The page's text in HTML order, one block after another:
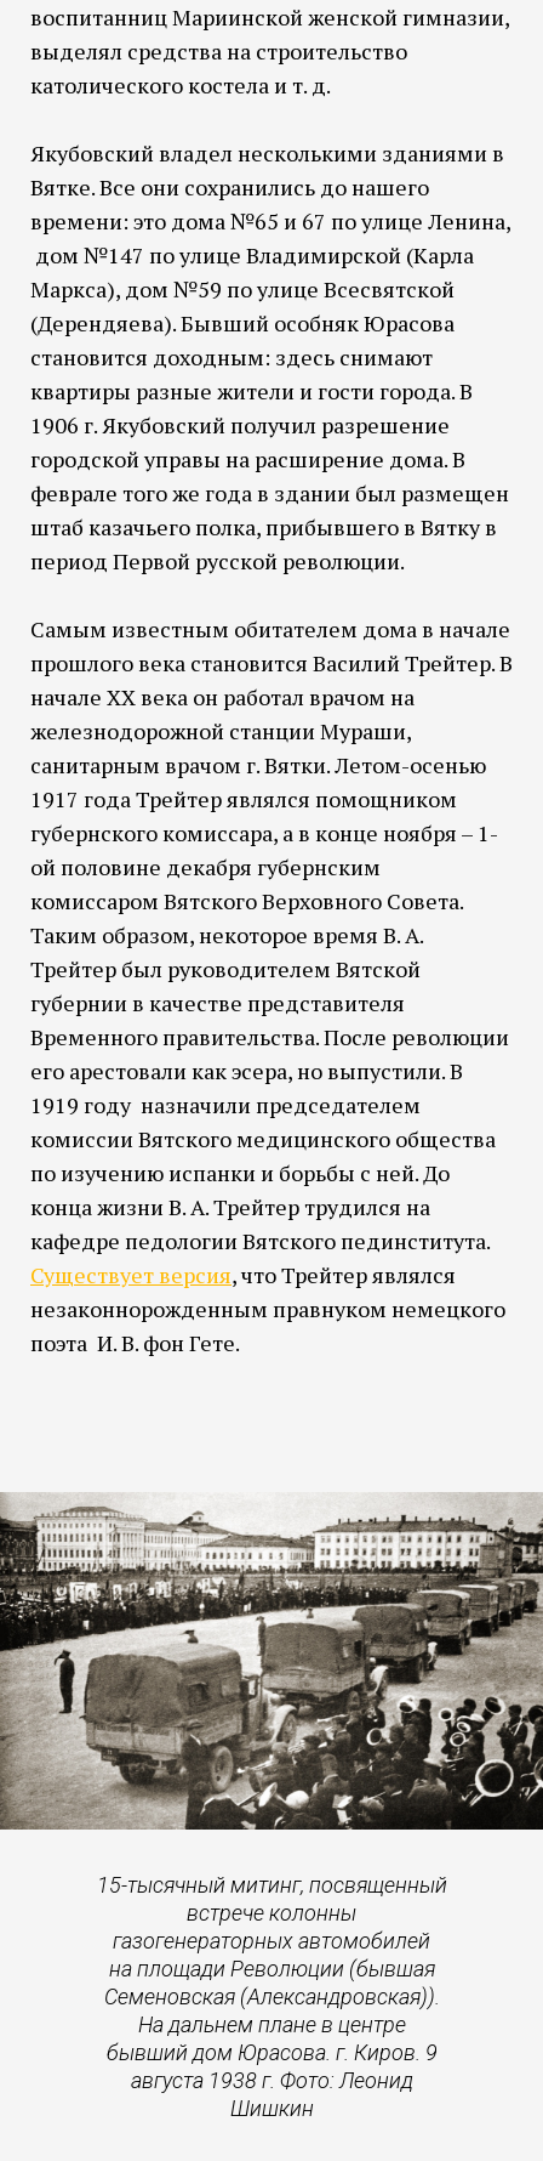
воспитанниц Мариинской женской гимназии,
выделял средства на строительство
католического костела и т. д.
Якубовский владел несколькими зданиями в
Вятке. Все они сохранились до нашего
времени: это дома №65 и 67 по улице Ленина,
дом №147 по улице Владимирской (Карла
Маркса), дом №59 по улице Всесвятской
(Дерендяева). Бывший особняк Юрасова
становится доходным: здесь снимают
квартиры разные жители и гости города. В
1906 г. Якубовский получил разрешение
городской управы на расширение дома. В
феврале того же года в здании был размещен
штаб казачьего полка, прибывшего в Вятку в
период Первой русской революции.
Самым известным обитателем дома в начале
прошлого века становится Василий Трейтер. В
начале XX века он работал врачом на
железнодорожной станции Мураши,
санитарным врачом г. Вятки. Летом-осенью
1917 года Трейтер являлся помощником
губернского комиссара, а в конце ноября – 1-
ой половине декабря губернским
комиссаром Вятского Верховного Совета.
Таким образом, некоторое время В. А.
Трейтер был руководителем Вятской
губернии в качестве представителя
Временного правительства. После революции
его арестовали как эсера, но выпустили. В
1919 году назначили председателем
комиссии Вятского медицинского общества
по изучению испанки и борьбы с ней. До
конца жизни В. А. Трейтер трудился на
кафедре педологии Вятского пединститута.
Существует версия, что Трейтер являлся
незаконнорожденным правнуком немецкого
поэта И. В. фон Гете.
15-тысячный митинг, посвященный
встрече колонны
газогенераторных автомобилей
на площади Революции (бывшая
Семеновская (Александровская)).
На дальнем плане в центре
бывший дом Юрасова. г. Киров. 9
августа 1938 г. Фото: Леонид
Шишкин